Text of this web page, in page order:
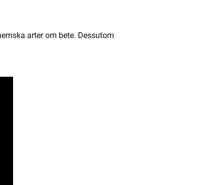
arter om bete. Dessutom